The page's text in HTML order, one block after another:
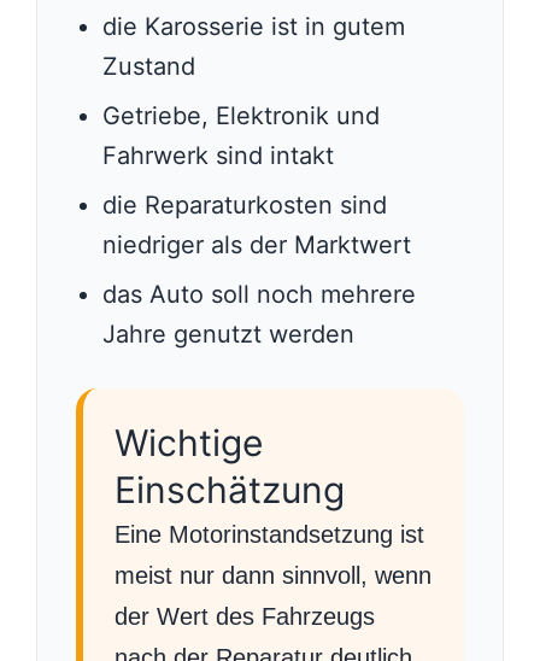
die Karosserie ist in gutem
Zustand
Getriebe, Elektronik und
Fahrwerk sind intakt
die Reparaturkosten sind
niedriger als der Marktwert
das Auto soll noch mehrere
Jahre genutzt werden
Wichtige
Einschätzung
Eine Motorinstandsetzung ist
meist nur dann sinnvoll, wenn
der Wert des Fahrzeugs